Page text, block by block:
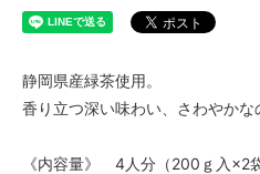
静岡県産緑茶使用。
香り立つ深い味わい、さわやかな
《内容量》 4人分（200ｇ入×2袋